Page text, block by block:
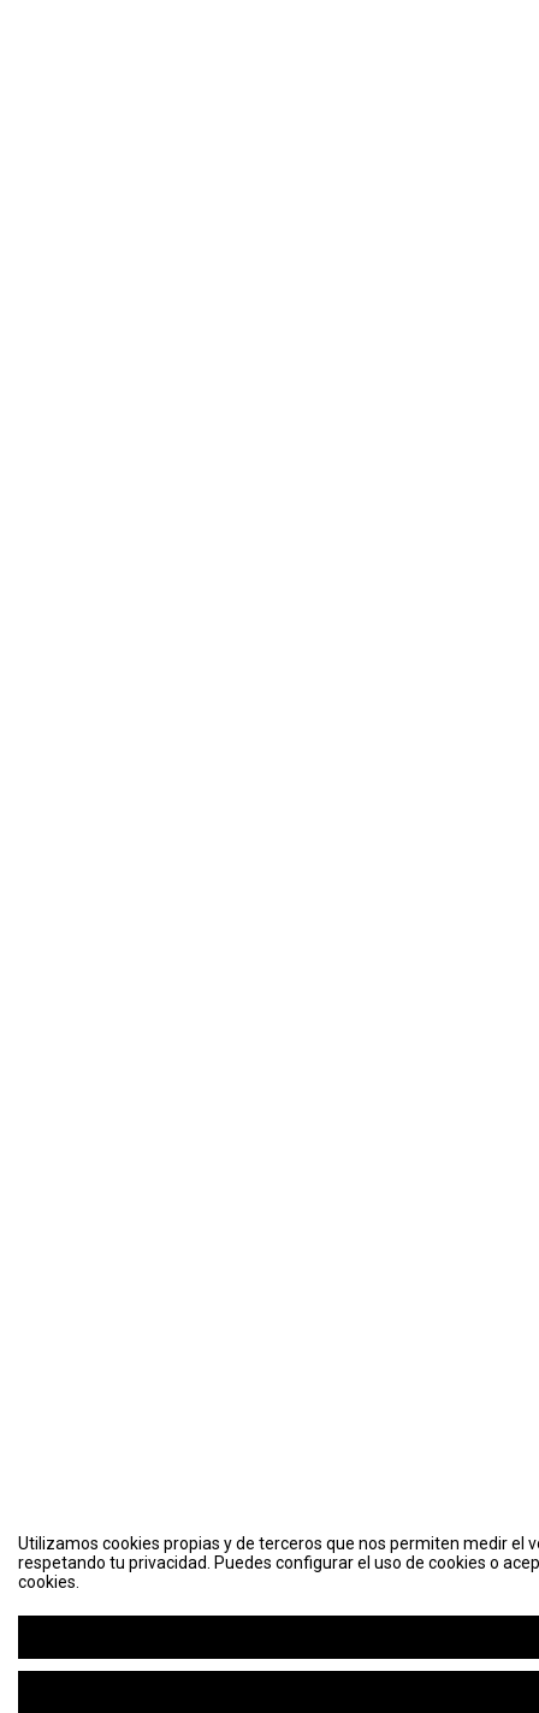
Utilizamos cookies propias y de terceros que nos permiten medir el
respetando tu privacidad. Puedes configurar el uso de cookies o
cookies.